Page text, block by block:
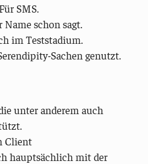
SMS.
Name schon sagt.
im Teststadium.
Sachen genutzt.
unter anderem auch
Client
hauptsächlich mit der